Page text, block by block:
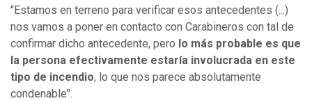
"Estamos en terreno para verificar esos antecedentes (...)
nos vamos a poner en contacto con Carabineros con tal de
confirmar dicho antecedente, pero lo más probable es que
la persona efectivamente estaría involucrada en este
tipo de incendio, lo que nos parece absolutamente
condenable".